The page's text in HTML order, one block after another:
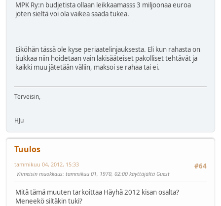
MPK Ry:n budjetista ollaan leikkaamasss 3 miljoonaa euroa
joten sieltä voi ola vaikea saada tukea.
Eiköhän tässä ole kyse periaatelinjauksesta. Eli kun rahasta on
tiukkaa niin hoidetaan vain lakisääteiset pakolliset tehtävät ja
kaikki muu jätetään väliin, maksoi se rahaa tai ei.
Terveisin,
HJu
Tuulos
#64
tammikuu 04, 2012, 15:33
Viimeisin muokkaus: tammikuu 01, 1970, 02:00 käyttäjältä Guest
Mitä tämä muuten tarkoittaa Häyhä 2012 kisan osalta?
Meneekö siltäkin tuki?